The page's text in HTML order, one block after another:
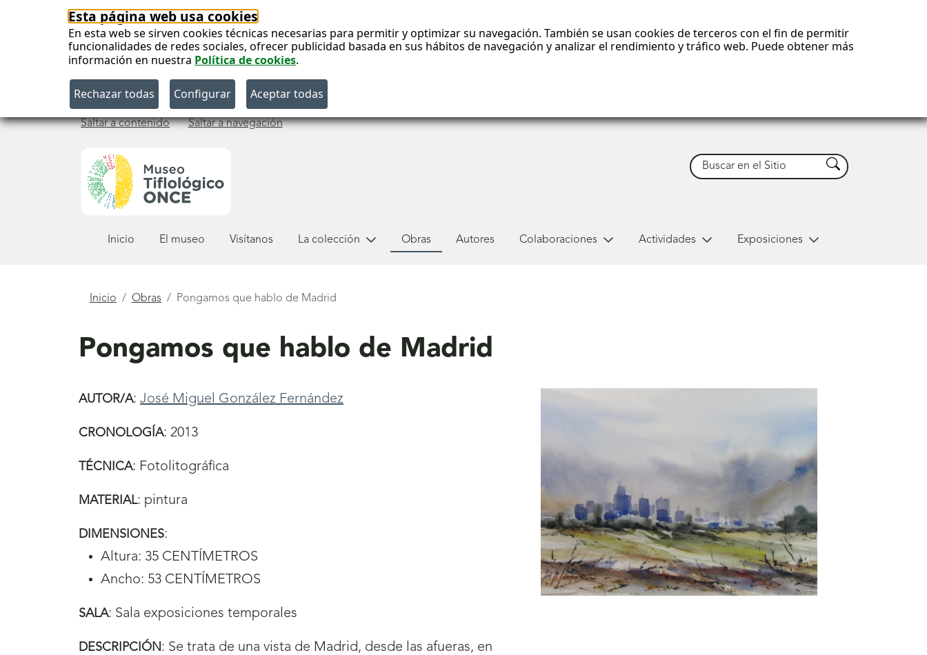
Esta página web usa cookies
En esta web se sirven cookies técnicas necesarias para permitir y optimizar su navegación. También se usan cookies de terceros con el fin de permitir
funcionalidades de redes sociales, ofrecer publicidad basada en sus hábitos de navegación y analizar el rendimiento y tráfico web. Puede obtener más
información en nuestra Política de cookies.
Saltar a contenido Saltar a navegación
Buscar Buscar
Inicio El museo Visítanos La colección Obras Autores Colaboraciones Actividades Exposiciones
Está
Inicio Obras Pongamos que hablo de Madrid
Pongamos que hablo de Madrid
AUTOR/A: José Miguel González Fernández
CRONOLOGÍA: 2013
TÉCNICA: Fotolitográfica
MATERIAL: pintura
DIMENSIONES:
Altura: 35 CENTÍMETROS
Ancho: 53 CENTÍMETROS
SALA: Sala exposiciones temporales
DESCRIPCIÓN: Se trata de una vista de Madrid, desde las afueras, en